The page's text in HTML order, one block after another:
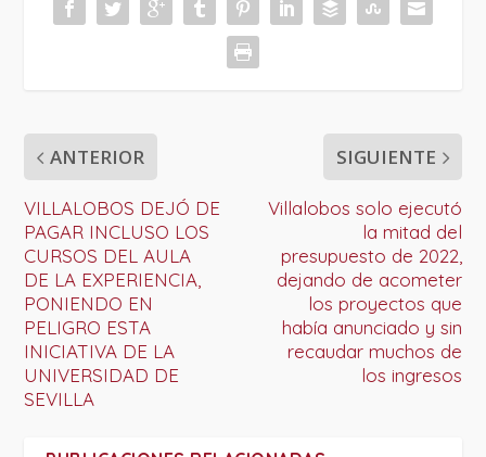
ANTERIOR
VILLALOBOS DEJÓ DE
PAGAR INCLUSO LOS
CURSOS DEL AULA
DE LA EXPERIENCIA,
PONIENDO EN
PELIGRO ESTA
INICIATIVA DE LA
UNIVERSIDAD DE
SEVILLA
SIGUIENTE
Villalobos solo ejecutó
la mitad del
presupuesto de 2022,
dejando de acometer
los proyectos que
había anunciado y sin
recaudar muchos de
los ingresos